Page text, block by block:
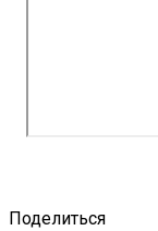
Поделиться